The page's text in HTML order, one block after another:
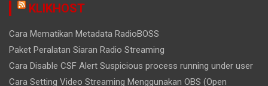
KLIKHOST
Cara Mematikan Metadata RadioBOSS
Paket Peralatan Siaran Radio Streaming
Cara Disable CSF Alert Suspicious process running under user
Cara Setting Video Streaming Menggunakan OBS (Open